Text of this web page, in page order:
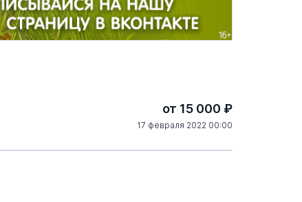
от 15 000 ₽
17 февраля 2022 00:00